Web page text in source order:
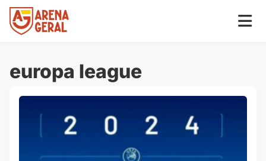
europa league